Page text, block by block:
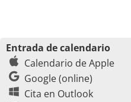
Entrada de calendario
Calendario de Apple
Google (online)
Cita en Outlook